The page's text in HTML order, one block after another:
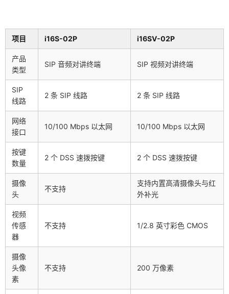
项目 i16S-02P i16SV-02P
产品
类型
SIP 音频对讲终端 SIP 视频对讲终端
SIP
线路
2 条 SIP 线路 2 条 SIP 线路
网络
接口
10/100 Mbps 以太网 10/100 Mbps 以太网
按键
数量
2 个 DSS 速拨按键 2 个 DSS 速拨按键
摄像
头
不支持
支持内置高清摄像头与红
外补光
视频
传感
器
不支持 1/2.8 英寸彩色 CMOS
摄像
头像
素
不支持 200 万像素